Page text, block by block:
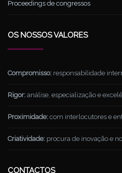
Proceedings de congressos
OS NOSSOS VALORES
Compromisso: responsabilidade
Rigor: análise, especialização e
Proximidade: com interlocutores e
Criatividade: procura de inovação e
CONTACTOS